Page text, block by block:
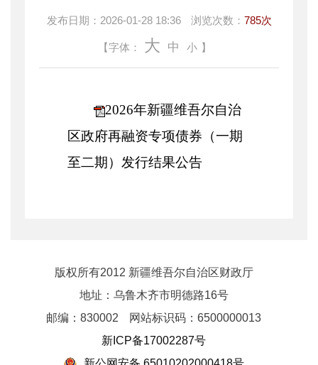
发布日期： 2026-01-28 18:36 浏览次数： 785次
【字体： 大 中 小 】
2026年新疆维吾尔自治
区政府再融资专项债券（一期
至二期）发行结果公告
版权所有2012 新疆维吾尔自治区财政厅
地址：乌鲁木齐市明德路16号
邮编：830002
网站标识码：6500000013
新ICP备17002287号